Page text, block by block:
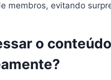
membros, evitando
o